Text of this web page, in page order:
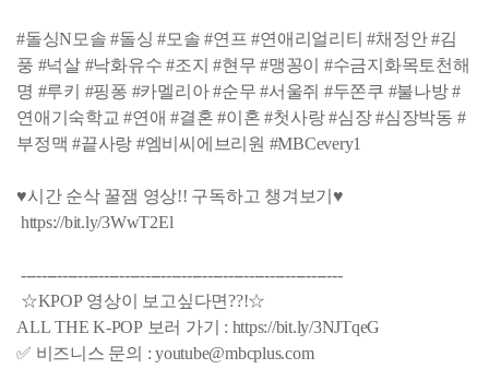
#돌싱N모솔 #돌싱 #모솔 #연프 #연애리얼리티 #채정안 #김
풍 #넉살 #낙화유수 #조지 #현무 #맹꽁이 #수금지화목토천해
명 #루키 #핑퐁 #카멜리아 #순무 #서울쥐 #두쫀쿠 #불나방 #
연애기숙학교 #연애 #결혼 #이혼 #첫사랑 #심장 #심장박동 #
부정맥 #끝사랑 #엠비씨에브리원 #MBCevery1
♥시간 순삭 꿀잼 영상!! 구독하고 챙겨보기♥
https://bit.ly/3WwT2El
--------------------------------------------------------------
☆KPOP 영상이 보고싶다면??!☆
ALL THE K-POP 보러 가기 : https://bit.ly/3NJTqeG
✅ 비즈니스 문의 : youtube@mbcplus.com